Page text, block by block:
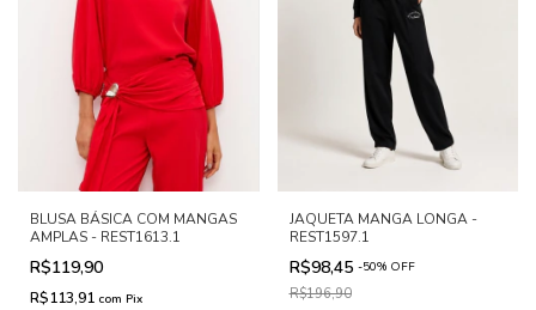
BLUSA BÁSICA COM MANGAS
AMPLAS - REST1613.1
R$119,90
R$113,91 com Pix
JAQUETA MANGA LONGA -
REST1597.1
R$98,45 -50% OFF
R$196,90